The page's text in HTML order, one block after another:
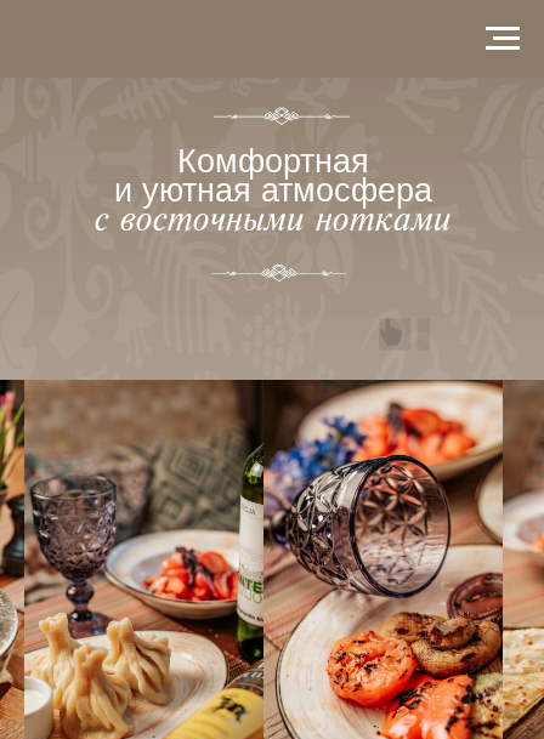
Комфортная
и уютная атмосфера
с восточными нотками